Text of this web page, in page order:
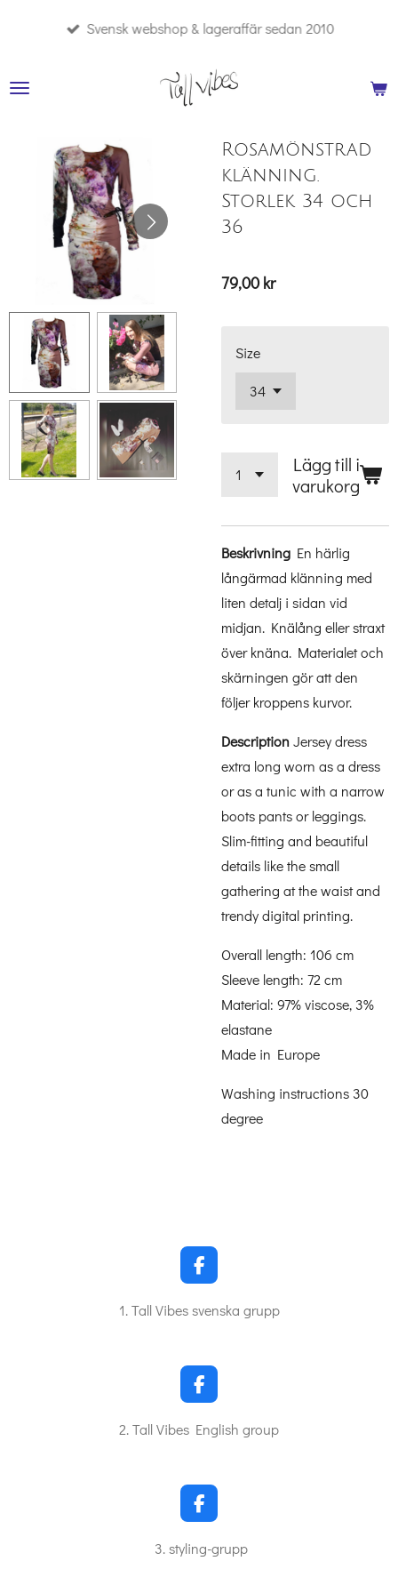
Svensk webshop & lageraffär sedan 2010
Rosamönstrad
klänning.
Storlek 34 och
36
79,00 kr
Size
Lägg till i
varukorg
Beskrivning En härlig
långärmad klänning med
liten detalj i sidan vid
midjan. Knälång eller straxt
över knäna. Materialet och
skärningen gör att den
följer kroppens kurvor.
DescriptionJersey dress
extra long worn as a dress
or as a tunic with a narrow
boots pants or leggings.
Slim-fitting and beautiful
details like the small
gathering at the waist and
trendy digital printing.
Overall length: 106 cm
Sleeve length: 72 cm
Material: 97% viscose, 3%
elastane
Made in Europe
Washing instructions 30
degree
F
a
c
o
k
1. Tall Vibes svenska grupp
F
a
c
o
k
2. Tall Vibes English group
F
a
c
e
3. styling-grupp